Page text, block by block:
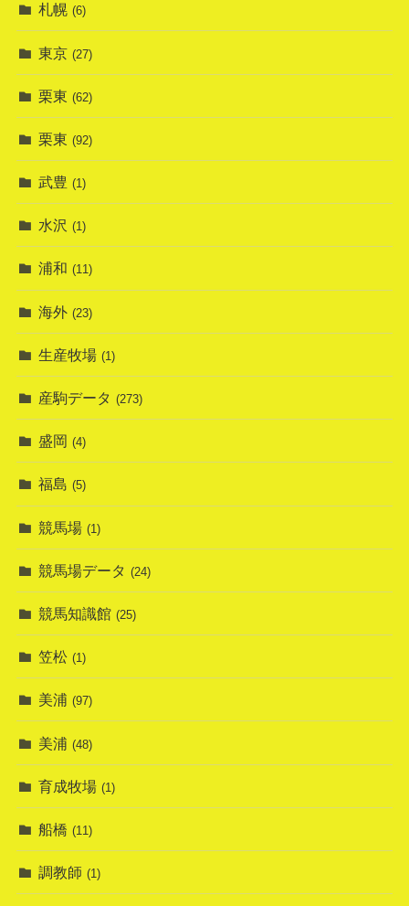
札幌 (6)
東京 (27)
栗東 (62)
栗東 (92)
武豊 (1)
水沢 (1)
浦和 (11)
海外 (23)
生産牧場 (1)
産駒データ (273)
盛岡 (4)
福島 (5)
競馬場 (1)
競馬場データ (24)
競馬知識館 (25)
笠松 (1)
美浦 (97)
美浦 (48)
育成牧場 (1)
船橋 (11)
調教師 (1)